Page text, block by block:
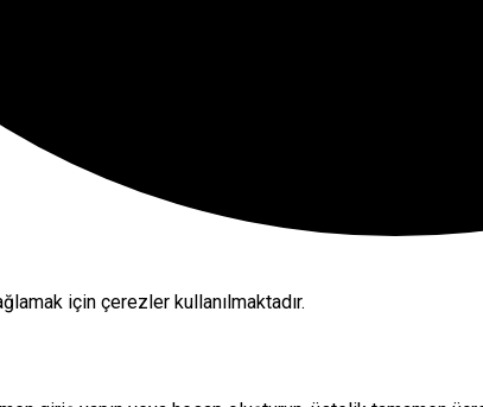
için çerezler kullanılmaktadır.